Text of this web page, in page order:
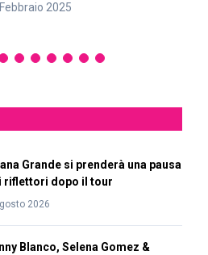
2025
Grande si prenderà una pausa
riflettori dopo il tour
2026
Blanco, Selena Gomez &